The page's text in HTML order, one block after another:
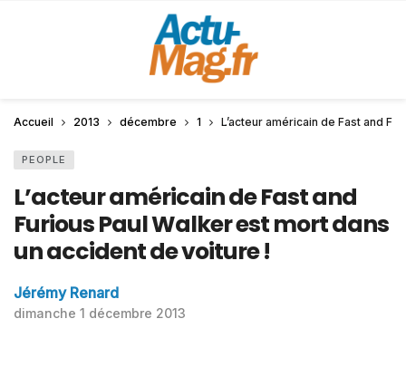
Accueil 2013 décembre 1 L’acteur américain de Fast and
PEOPLE
L’acteur américain de Fast and
Furious Paul Walker est mort dans
un accident de voiture !
Jérémy Renard
dimanche 1 décembre 2013